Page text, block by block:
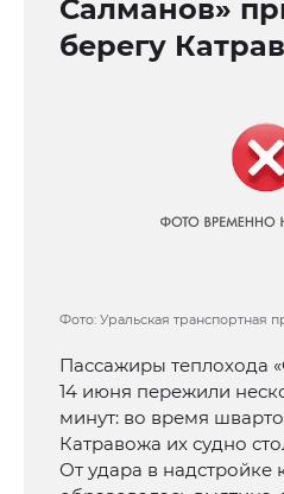
Салманов»
берегу
Фото: Уральская транспортная
Пассажиры теплохода
14 июня пережили
минут: во время
Катравожа их судно
От удара в надстройке